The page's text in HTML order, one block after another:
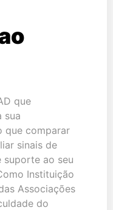
que
sua
que comparar
sinais de
suporte ao seu
Instituição
Associações
do